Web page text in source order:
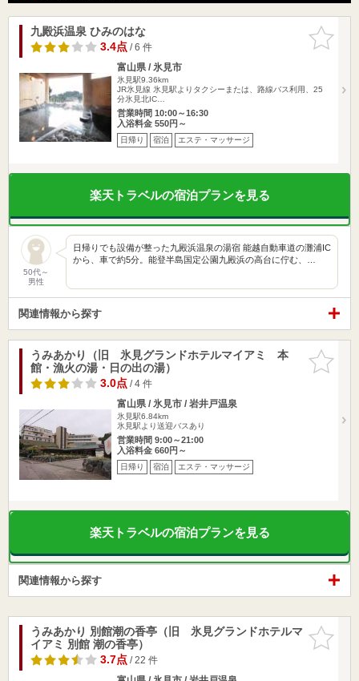
お気に入
りに追加
九殿浜温泉 ひみのはな
3.4点/ 6 件
富山県 / 氷見市
氷見駅9.36km
JR氷見線 氷見駅よりタクシーまたは、路線バス利用、25
分氷見北IC…
営業時間 10:00～16:30
入浴料金 550円～
日帰り 宿泊 エステ・マッサージ
楽天トラベルの宿泊プランを見る
50代～
男性
日帰りでも設備が整った九殿浜温泉の湯宿 能越自動車道の灘浦IC
から、車で約5分。能登半島国定公園九殿浜の高台に佇む、…
関連情報から探す
お気に入
りに追加
うみあかり（旧 氷見グランドホテルマイアミ 本
館・漁火の湯・日の出の湯）
3.0点/ 4 件
富山県 / 氷見市 / 岩井戸温泉
氷見駅6.84km
氷見駅より送迎バスあり
営業時間 9:00～21:00
入浴料金 660円～
日帰り 宿泊 エステ・マッサージ
楽天トラベルの宿泊プランを見る
関連情報から探す
お気に入
りに追加
うみあかり 別館潮の香亭（旧 氷見グランドホテルマ
イアミ 別館 潮の香亭）
3.7点/ 22 件